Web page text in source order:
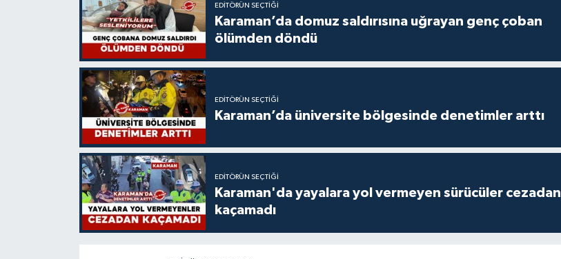
EDITÖRÜN SEÇTIĞI
Karaman’da domuz saldırısına uğrayan genç çoban
ölümden döndü
EDITÖRÜN SEÇTIĞI
Karaman’da üniversite bölgesinde denetimler arttı
EDITÖRÜN SEÇTIĞI
Karaman'da yayalara yol vermeyen sürücüler cezadan
kaçamadı